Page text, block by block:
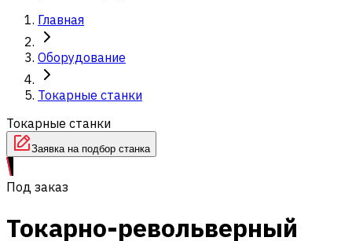
Главная
Оборудование
Токарные станки
Токарные станки
Заявка на подбор станка
Под заказ
Токарно-револьверный